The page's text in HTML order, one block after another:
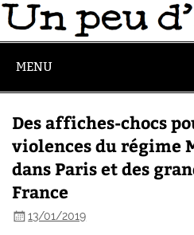
MENU
Des affiches-chocs
violences du régime
dans Paris et des
France
13/01/2019